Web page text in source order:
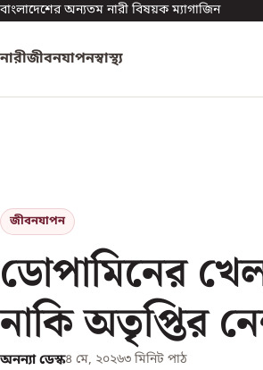
বাংলাদেশের অন্যতম নারী বিষয়ক ম্যাগাজিন
নারীজীবনযাপনস্বাস্থ্য
জীবনযাপন
ডোপামিনের
নাকি অতৃপ্তির
অনন্যা ডেস্ক৪ মে, ২০২৬৩ মিনিট পাঠ